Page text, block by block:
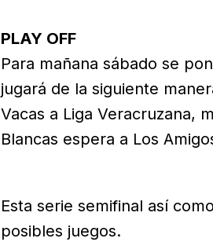
PLAY OFF
Para mañana sábado se
jugará de la siguiente
Vacas a Liga Veracruzana,
Blancas espera a Los
Esta serie semifinal así
posibles juegos.